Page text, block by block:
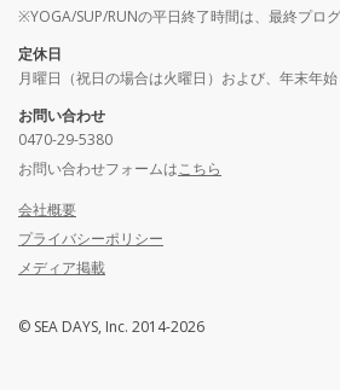
※YOGA/SUP/RUNの平日終了時間は、最終プロ
定休日
月曜日（祝日の場合は火曜日）および、年末年始
お問い合わせ
0470-29-5380
お問い合わせフォームはこちら
会社概要
プライバシーポリシー
メディア掲載
© SEA DAYS, Inc. 2014-2026